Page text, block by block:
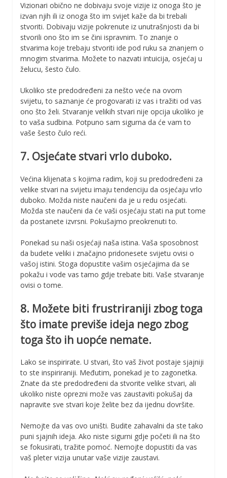
Vizionari obično ne dobivaju svoje vizije iz onoga što je
izvan njih ili iz onoga što im svijet kaže da bi trebali
stvoriti. Dobivaju vizije pokrenute iz unutrašnjosti da bi
stvorili ono što im se čini ispravnim. To znanje o
stvarima koje trebaju stvoriti ide pod ruku sa znanjem o
mnogim stvarima. Možete to nazvati intuicija, osjećaj u
želucu, šesto čulo.
Ukoliko ste predodređeni za nešto veće na ovom
svijetu, to saznanje će progovarati iz vas i tražiti od vas
ono što želi. Stvaranje velikih stvari nije opcija ukoliko je
to vaša sudbina. Potpuno sam sigurna da će vam to
vaše šesto čulo reći.
7. Osjećate stvari vrlo duboko.
Većina klijenata s kojima radim, koji su predodređeni za
velike stvari na svijetu imaju tendenciju da osjećaju vrlo
duboko. Možda niste naučeni da je u redu osjećati.
Možda ste naučeni da će vaši osjećaju stati na put tome
da postanete izvrsni. Pokušajmo preokrenuti to.
Ponekad su naši osjećaji naša istina. Vaša sposobnost
da budete veliki i značajno pridonesete svijetu ovisi o
vašoj istini. Stoga dopustite vašim osjećajima da se
pokažu i vode vas tamo gdje trebate biti. Vaše stvaranje
ovisi o tome.
8. Možete biti frustriraniji zbog toga
što imate previše ideja nego zbog
toga što ih uopće nemate.
Lako se inspirirate. U stvari, što vaš život postaje sjajniji
to ste inspiriraniji. Međutim, ponekad je to zagonetka.
Znate da ste predodređeni da stvorite velike stvari, ali
ukoliko niste oprezni može vas zaustaviti pokušaj da
napravite sve stvari koje želite bez da ijednu dovršite.
Nemojte da vas ovo uništi. Budite zahavalni da ste tako
puni sjajnih ideja. Ako niste sigurni gdje početi ili na što
se fokusirati, tražite pomoć. Nemojte dopustiti da vas
vaš pleter vizija unutar vaše vizije zaustavi.